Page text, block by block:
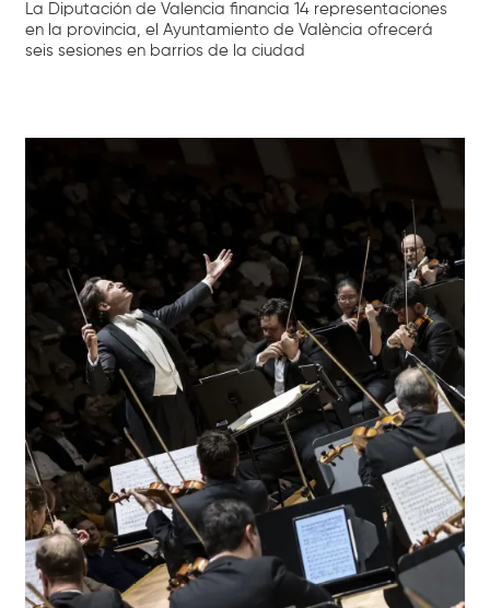
La Diputación de Valencia financia 14 representaciones
en la provincia, el Ayuntamiento de València ofrecerá
seis sesiones en barrios de la ciudad